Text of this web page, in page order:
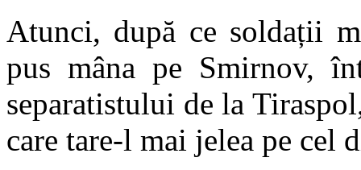
Atunci, după ce soldații
pus mâna pe Smirnov,
separatistului de la
care tare-l mai jelea pe cel